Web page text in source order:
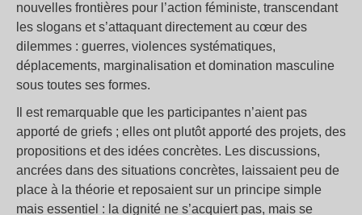
nouvelles frontières pour l’action féministe, transcendant
les slogans et s’attaquant directement au cœur des
dilemmes : guerres, violences systématiques,
déplacements, marginalisation et domination masculine
sous toutes ses formes.
Il est remarquable que les participantes n’aient pas
apporté de griefs ; elles ont plutôt apporté des projets, des
propositions et des idées concrètes. Les discussions,
ancrées dans des situations concrètes, laissaient peu de
place à la théorie et reposaient sur un principe simple
mais essentiel : la dignité ne s’acquiert pas, mais se